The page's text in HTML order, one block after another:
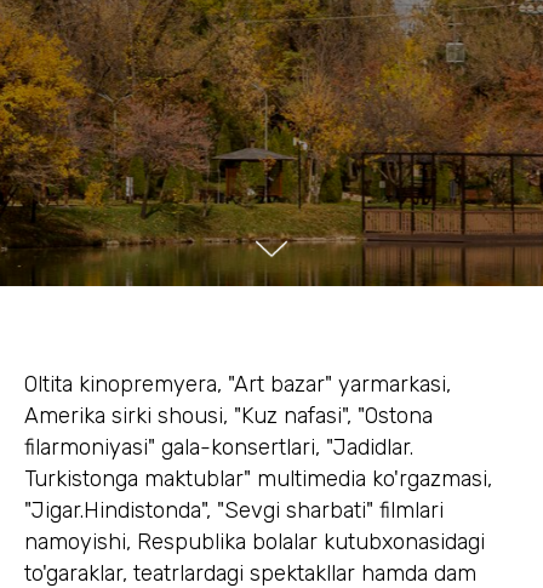
Oltita kinopremyera, "Art bazar" yarmarkasi,
Amerika sirki shousi, "Kuz nafasi", "Ostona
filarmoniyasi" gala-konsertlari, "Jadidlar.
Turkistonga maktublar" multimedia ko'rgazmasi,
"Jigar.Hindistonda", "Sevgi sharbati" filmlari
namoyishi, Respublika bolalar kutubxonasidagi
to'garaklar, teatrlardagi spektakllar hamda dam